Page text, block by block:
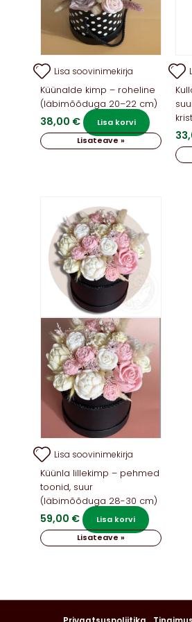
Lisa soovinimekirja
Küünalde kimp – roheline
(läbimõõduga 20–22 cm)
38,00 €
Lisa korvi
Lisateave »
Lisa soovinimekirja
Küünla lillekimp – pehmed
toonid, suur
(läbimõõduga 28-30 cm)
59,00 €
Lisa korvi
Lisateave »